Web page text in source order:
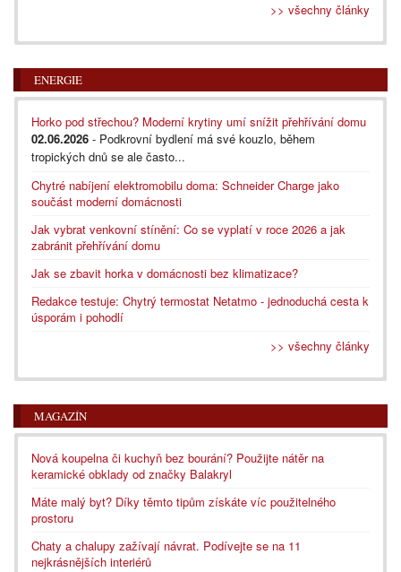
>> všechny články
ENERGIE
Horko pod střechou? Moderní krytiny umí snížit přehřívání domu
02.06.2026 - Podkrovní bydlení má své kouzlo, během
tropických dnů se ale často...
Chytré nabíjení elektromobilu doma: Schneider Charge jako
součást moderní domácnosti
Jak vybrat venkovní stínění: Co se vyplatí v roce 2026 a jak
zabránit přehřívání domu
Jak se zbavit horka v domácnosti bez klimatizace?
Redakce testuje: Chytrý termostat Netatmo - jednoduchá cesta k
úsporám i pohodlí
>> všechny články
MAGAZÍN
Nová koupelna či kuchyň bez bourání? Použijte nátěr na
keramické obklady od značky Balakryl
Máte malý byt? Díky těmto tipům získáte víc použitelného
prostoru
Chaty a chalupy zažívají návrat. Podívejte se na 11
nejkrásnějších interiérů